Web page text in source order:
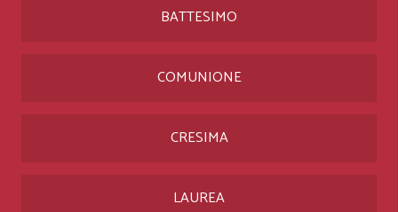
BATTESIMO
COMUNIONE
CRESIMA
LAUREA